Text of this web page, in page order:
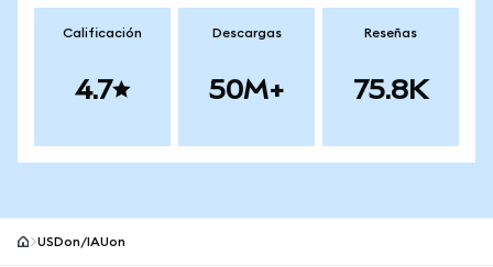
Calificación
4.7
Descargas
50M+
Reseñas
75.8K
USDon/IAUon